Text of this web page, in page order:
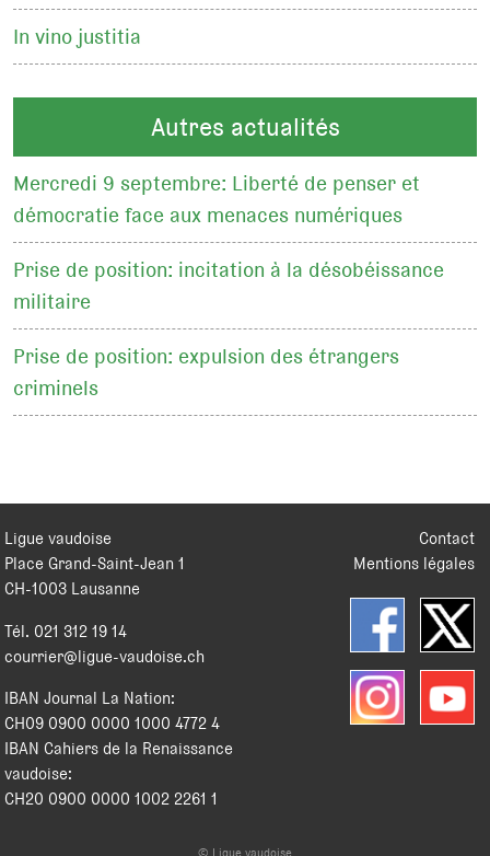
In vino justitia
Autres actualités
Mercredi 9 septembre: Liberté de penser et
démocratie face aux menaces numériques
Prise de position: incitation à la désobéissance
militaire
Prise de position: expulsion des étrangers
criminels
Contact
Mentions légales
Ligue vaudoise
Place Grand-Saint-Jean 1
CH-1003 Lausanne
Tél. 021 312 19 14
courrier@ligue-vaudoise.ch
IBAN Journal La Nation:
CH09 0900 0000 1000 4772 4
IBAN Cahiers de la Renaissance
vaudoise:
CH20 0900 0000 1002 2261 1